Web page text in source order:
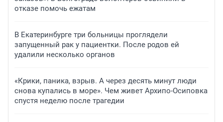
отказе помочь ежатам
В Екатеринбурге три больницы проглядели
запущенный рак у пациентки. После родов ей
удалили несколько органов
«Крики, паника, взрыв. А через десять минут люди
снова купались в море». Чем живет Архипо-Осиповка
спустя неделю после трагедии